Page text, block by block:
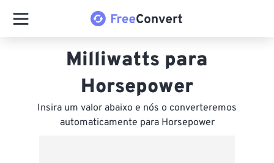
Milliwatts para
Horsepower
Insira um valor abaixo e nós o converteremos
automaticamente para Horsepower